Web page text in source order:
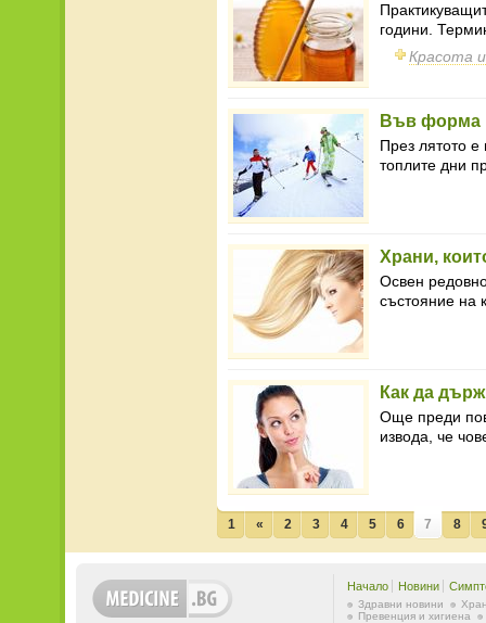
години.
Красота
Във форма
През лятото
топлите дни
Храни,
Освен
състояние на
Как да
Още преди
извода, че
1 « 2 3 4 5 6 7 8
Начало Новини
Здравни новини
Превенция и хигиена